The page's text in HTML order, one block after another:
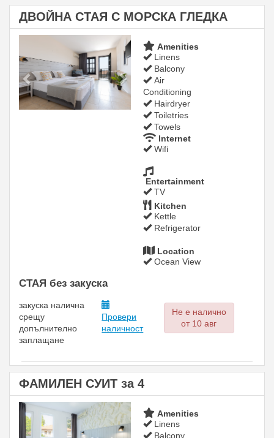
ДВОЙНА СТАЯ С МОРСКА ГЛЕДКА
Next
Amenities
Linens
Balcony
Air
Conditioning
Hairdryer
Toiletries
Towels
Internet
Wifi
Entertainment
TV
Kitchen
Kettle
Refrigerator
Location
Ocean View
СТАЯ без закуска
закуска налична
срещу
допълнително
заплащане
Провери
наличност
Не е налично
от 10 авг
ФАМИЛЕН СУИТ за 4
Previous
Next
Amenities
Linens
Balcony